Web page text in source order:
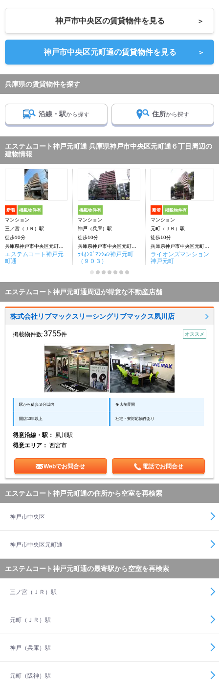
神戸市中央区の賃貸物件を見る ＞
神戸市中央区元町通の賃貸物件を見る ＞
兵庫県の賃貸物件を探す
沿線・駅から探す 住所から探す
エステムコート神戸元町通 兵庫県神戸市中央区元町通６丁目周辺の
建物情報
新着 掲載物件有
マンション
三ノ宮（ＪＲ）駅
徒歩10分
エステムコート神戸元
町通
掲載物件有
マンション
神戸（兵庫）駅
徒歩10分
ﾗｲｵﾝｽﾞﾏﾝｼｮﾝ神戸元町
（９０３）
新着 掲載物件有
マンション
元町（ＪＲ）駅
徒歩10分
ライオンズマンション
神戸元町
エステムコート神戸元町通周辺が得意な不動産店舗
株式会社リブマックスリーシングリブマックス夙川店
掲載物件数:3755件 オススメ
駅から徒歩３分以内 多店舗展開
開店10年以上 社宅・寮対応物件あり
得意沿線・駅：
夙川駅
得意エリア： 西宮市
Webでお問合せ 電話でお問合せ
エステムコート神戸元町通の住所から空室を再検索
神戸市中央区
神戸市中央区元町通
エステムコート神戸元町通の最寄駅から空室を再検索
三ノ宮（ＪＲ）駅
元町（ＪＲ）駅
神戸（兵庫）駅
元町（阪神）駅